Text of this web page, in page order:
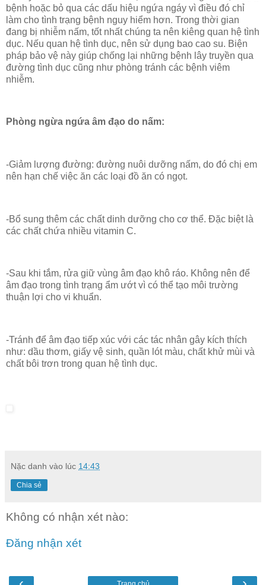
bệnh hoặc bỏ qua các dấu hiệu ngứa ngáy vì điều đó chỉ
làm cho tình trạng bệnh nguy hiểm hơn. Trong thời gian
đang bị nhiễm nấm, tốt nhất chúng ta nên kiêng quan hệ tình
dục. Nếu quan hệ tình dục, nên sử dụng bao cao su. Biện
pháp bảo vệ này giúp chống lại những bệnh lây truyền qua
đường tình dục cũng như phòng tránh các bệnh viêm
nhiễm.
Phòng ngừa ngứa âm đạo do nấm:
-Giảm lượng đường: đường nuôi dưỡng nấm, do đó chị em
nên hạn chế việc ăn các loại đồ ăn có ngọt.
-Bổ sung thêm các chất dinh dưỡng cho cơ thể. Đặc biệt là
các chất chứa nhiều vitamin C.
-Sau khi tắm, rửa giữ vùng âm đạo khô ráo. Không nên để
âm đạo trong tình trạng ẩm ướt vì có thể tạo môi trường
thuận lợi cho vi khuẩn.
-Tránh để âm đạo tiếp xúc với các tác nhân gây kích thích
như: dầu thơm, giấy vệ sinh, quần lót màu, chất khử mùi và
chất bôi trơn trong quan hệ tình dục.
Nặc danh vào lúc 14:43
Chia sẻ
Không có nhận xét nào:
Đăng nhận xét